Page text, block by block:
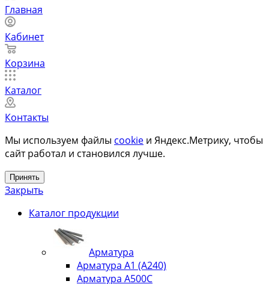
Главная
Кабинет
Корзина
Каталог
Контакты
Мы используем файлы cookie и Яндекс.Метрику, чтобы
сайт работал и становился лучше.
Принять
Закрыть
Каталог продукции
Арматура
Арматура А1 (А240)
Арматура А500С